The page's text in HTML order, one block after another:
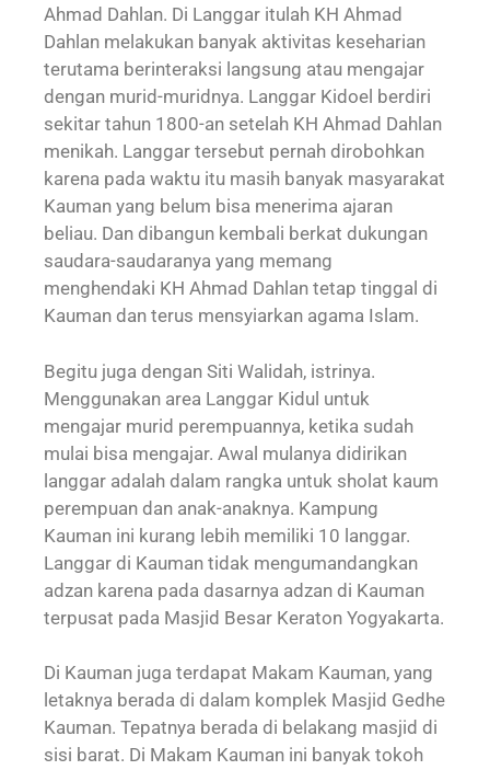
Ahmad Dahlan. Di Langgar itulah KH Ahmad
Dahlan melakukan banyak aktivitas keseharian
terutama berinteraksi langsung atau mengajar
dengan murid-muridnya. Langgar Kidoel berdiri
sekitar tahun 1800-an setelah KH Ahmad Dahlan
menikah. Langgar tersebut pernah dirobohkan
karena pada waktu itu masih banyak masyarakat
Kauman yang belum bisa menerima ajaran
beliau. Dan dibangun kembali berkat dukungan
saudara-saudaranya yang memang
menghendaki KH Ahmad Dahlan tetap tinggal di
Kauman dan terus mensyiarkan agama Islam.
Begitu juga dengan Siti Walidah, istrinya.
Menggunakan area Langgar Kidul untuk
mengajar murid perempuannya, ketika sudah
mulai bisa mengajar. Awal mulanya didirikan
langgar adalah dalam rangka untuk sholat kaum
perempuan dan anak-anaknya. Kampung
Kauman ini kurang lebih memiliki 10 langgar.
Langgar di Kauman tidak mengumandangkan
adzan karena pada dasarnya adzan di Kauman
terpusat pada Masjid Besar Keraton Yogyakarta.
Di Kauman juga terdapat Makam Kauman, yang
letaknya berada di dalam komplek Masjid Gedhe
Kauman. Tepatnya berada di belakang masjid di
sisi barat. Di Makam Kauman ini banyak tokoh